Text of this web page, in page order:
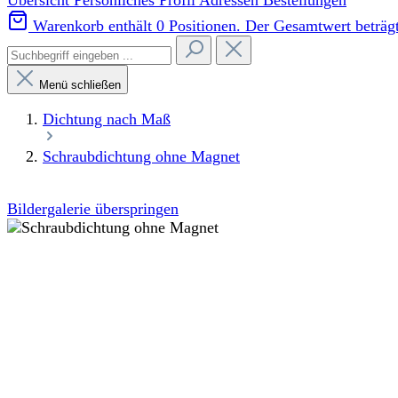
Warenkorb enthält 0 Positionen. Der Gesamtwert
Menü schließen
Dichtung nach Maß
Schraubdichtung ohne Magnet
Bildergalerie überspringen